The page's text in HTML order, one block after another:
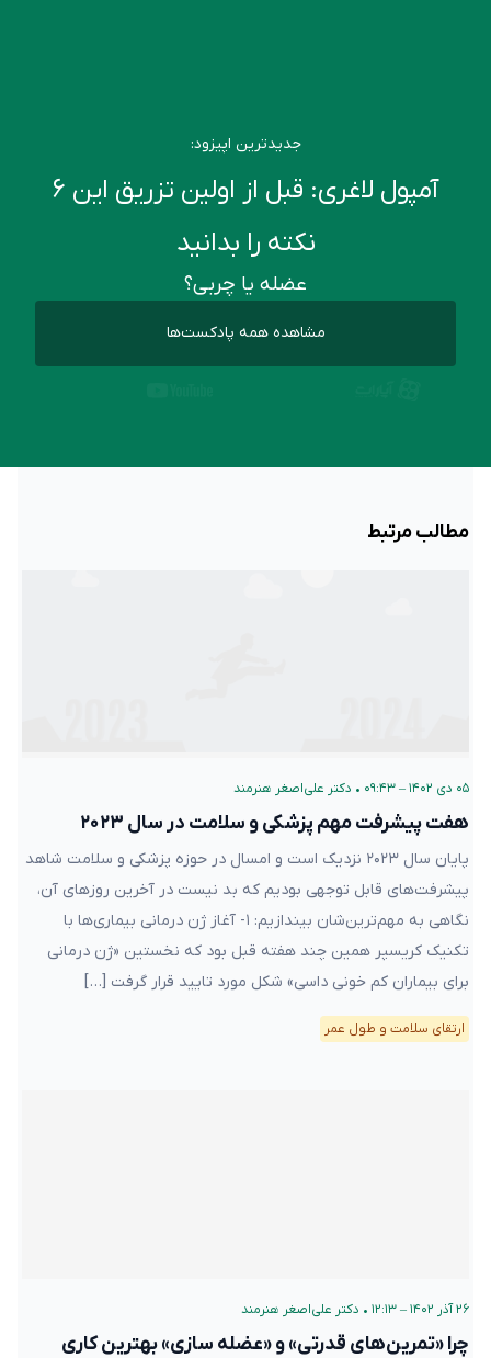
جدیدترین اپیزود:
آمپول لاغری: قبل از اولین تزریق این ۶
نکته را بدانید
عضله یا چربی؟
مشاهده همه پادکست‌ها
مطالب مرتبط
۰۵ دی ۱۴۰۲ – ۰۹:۴۳ • دکتر علی‌اصغر هنرمند
هفت پیشرفت مهم پزشکی و سلامت در سال ۲۰۲۳
پایان سال ۲۰۲۳ نزدیک است و امسال در حوزه پزشکی و سلامت شاهد
پیشرفت‌های قابل توجهی بودیم که بد نیست در آخرین روزهای آن،
نگاهی به مهم‌ترین‌شان بیندازیم: ۱- آغاز ژن درمانی بیماری‌ها با
تکنیک کریسپر همین چند هفته قبل بود که نخستین «ژن درمانی
برای بیماران کم خونی داسی» شکل مورد تایید قرار گرفت […]
ارتقای سلامت و طول عمر
۲۶ آذر ۱۴۰۲ – ۱۲:۱۳ • دکتر علی‌اصغر هنرمند
چرا «تمرین‌های قدرتی» و «عضله سازی» بهترین کاری